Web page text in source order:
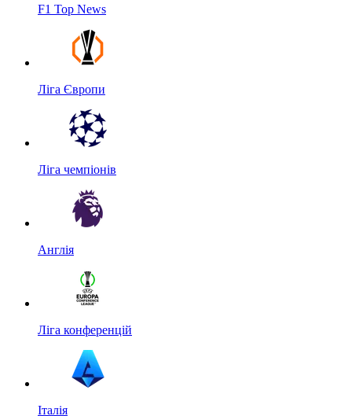
F1 Top News
Ліга Європи
Ліга чемпіонів
Англія
Ліга конференцій
Італія